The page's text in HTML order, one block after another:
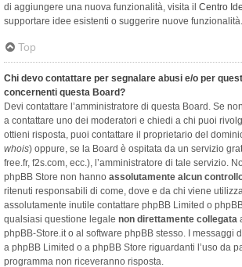
di aggiungere una nuova funzionalità, visita il Centro
supportare idee esistenti o suggerire nuove funzionalità.
Top
Chi devo contattare per segnalare abusi e/o per
concernenti questa Board?
Devi contattare l’amministratore di questa Board. Se
a contattare uno dei moderatori e chiedi a chi puoi
ottieni risposta, puoi contattare il proprietario del
whois) oppure, se la Board è ospitata da un servizio
free.fr, f2s.com, ecc.), l’amministratore di tale servizio.
phpBB Store non hanno assolutamente alcun
ritenuti responsabili di come, dove e da chi viene
assolutamente inutile contattare phpBB Limited o
qualsiasi questione legale non direttamente collegata
phpBB-Store.it o al software phpBB stesso. I messaggi
a phpBB Limited o a phpBB Store riguardanti l’uso da
programma non riceveranno risposta.